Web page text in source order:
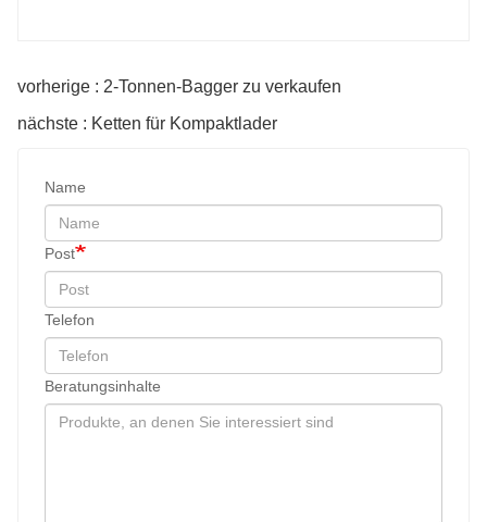
vorherige : 2-Tonnen-Bagger zu verkaufen
nächste : Ketten für Kompaktlader
Name
Post
Telefon
Beratungsinhalte